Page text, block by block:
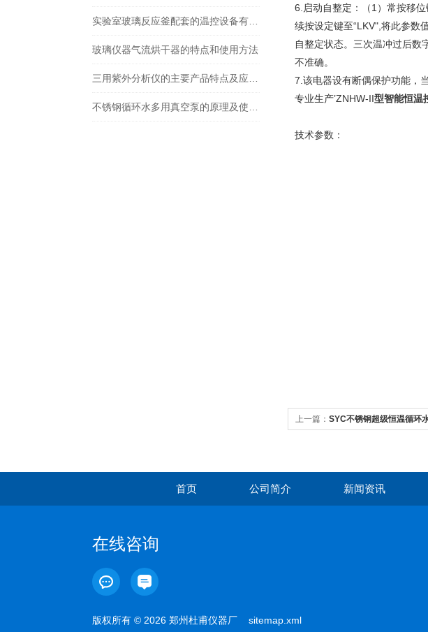
玻璃仪器气流烘干器的特点和使用方法
6.启动自整定：（1）常按移
续按设定键至“LKV",将此参数
自整定状态。三次温冲过后数
不准确。
7.该电器设有断偶保护功能，
专业生产’ZNHW-II型智能恒温
技术参数：
上一篇： SYC不锈钢超级恒温循环
首页 公司简介 新闻资讯
在线咨询
版权所有 © 2026 郑州杜甫仪器厂 sitemap.xml